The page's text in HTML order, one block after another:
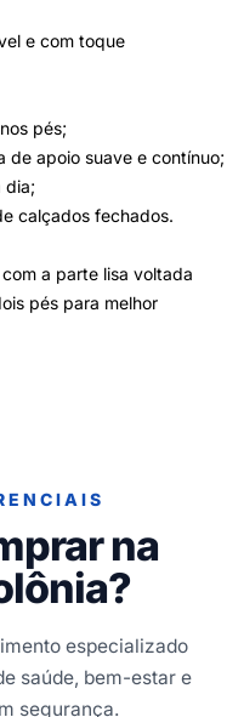
e com toque
pés;
de apoio suave e contínuo;
dia;
calçados fechados.
a parte lisa voltada
pés para melhor
na
especializado
saúde, bem-estar e
segurança.